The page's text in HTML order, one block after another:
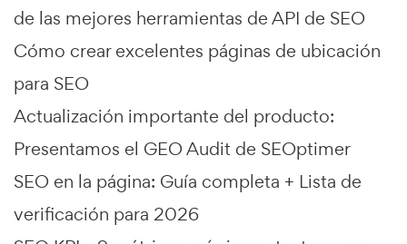
de las mejores herramientas de API de SEO
Cómo crear excelentes páginas de ubicación
para SEO
Actualización importante del producto:
Presentamos el GEO Audit de SEOptimer
SEO en la página: Guía completa + Lista de
verificación para 2026